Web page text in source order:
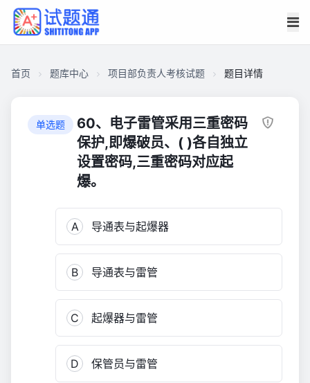
首页 题库中心 项目部负责人考核试题 题目详情
单选题
60、电子雷管采用三重密码
保护,即爆破员、( )各自独立
设置密码,三重密码对应起
爆。
A 导通表与起爆器
B 导通表与雷管
C 起爆器与雷管
D 保管员与雷管